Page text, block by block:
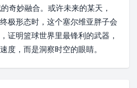
奇妙融合。或许未来的某天，
极形态时，这个塞尔维亚胖子会
证明篮球世界里最锋利的武器，
度，而是洞察时空的眼睛。